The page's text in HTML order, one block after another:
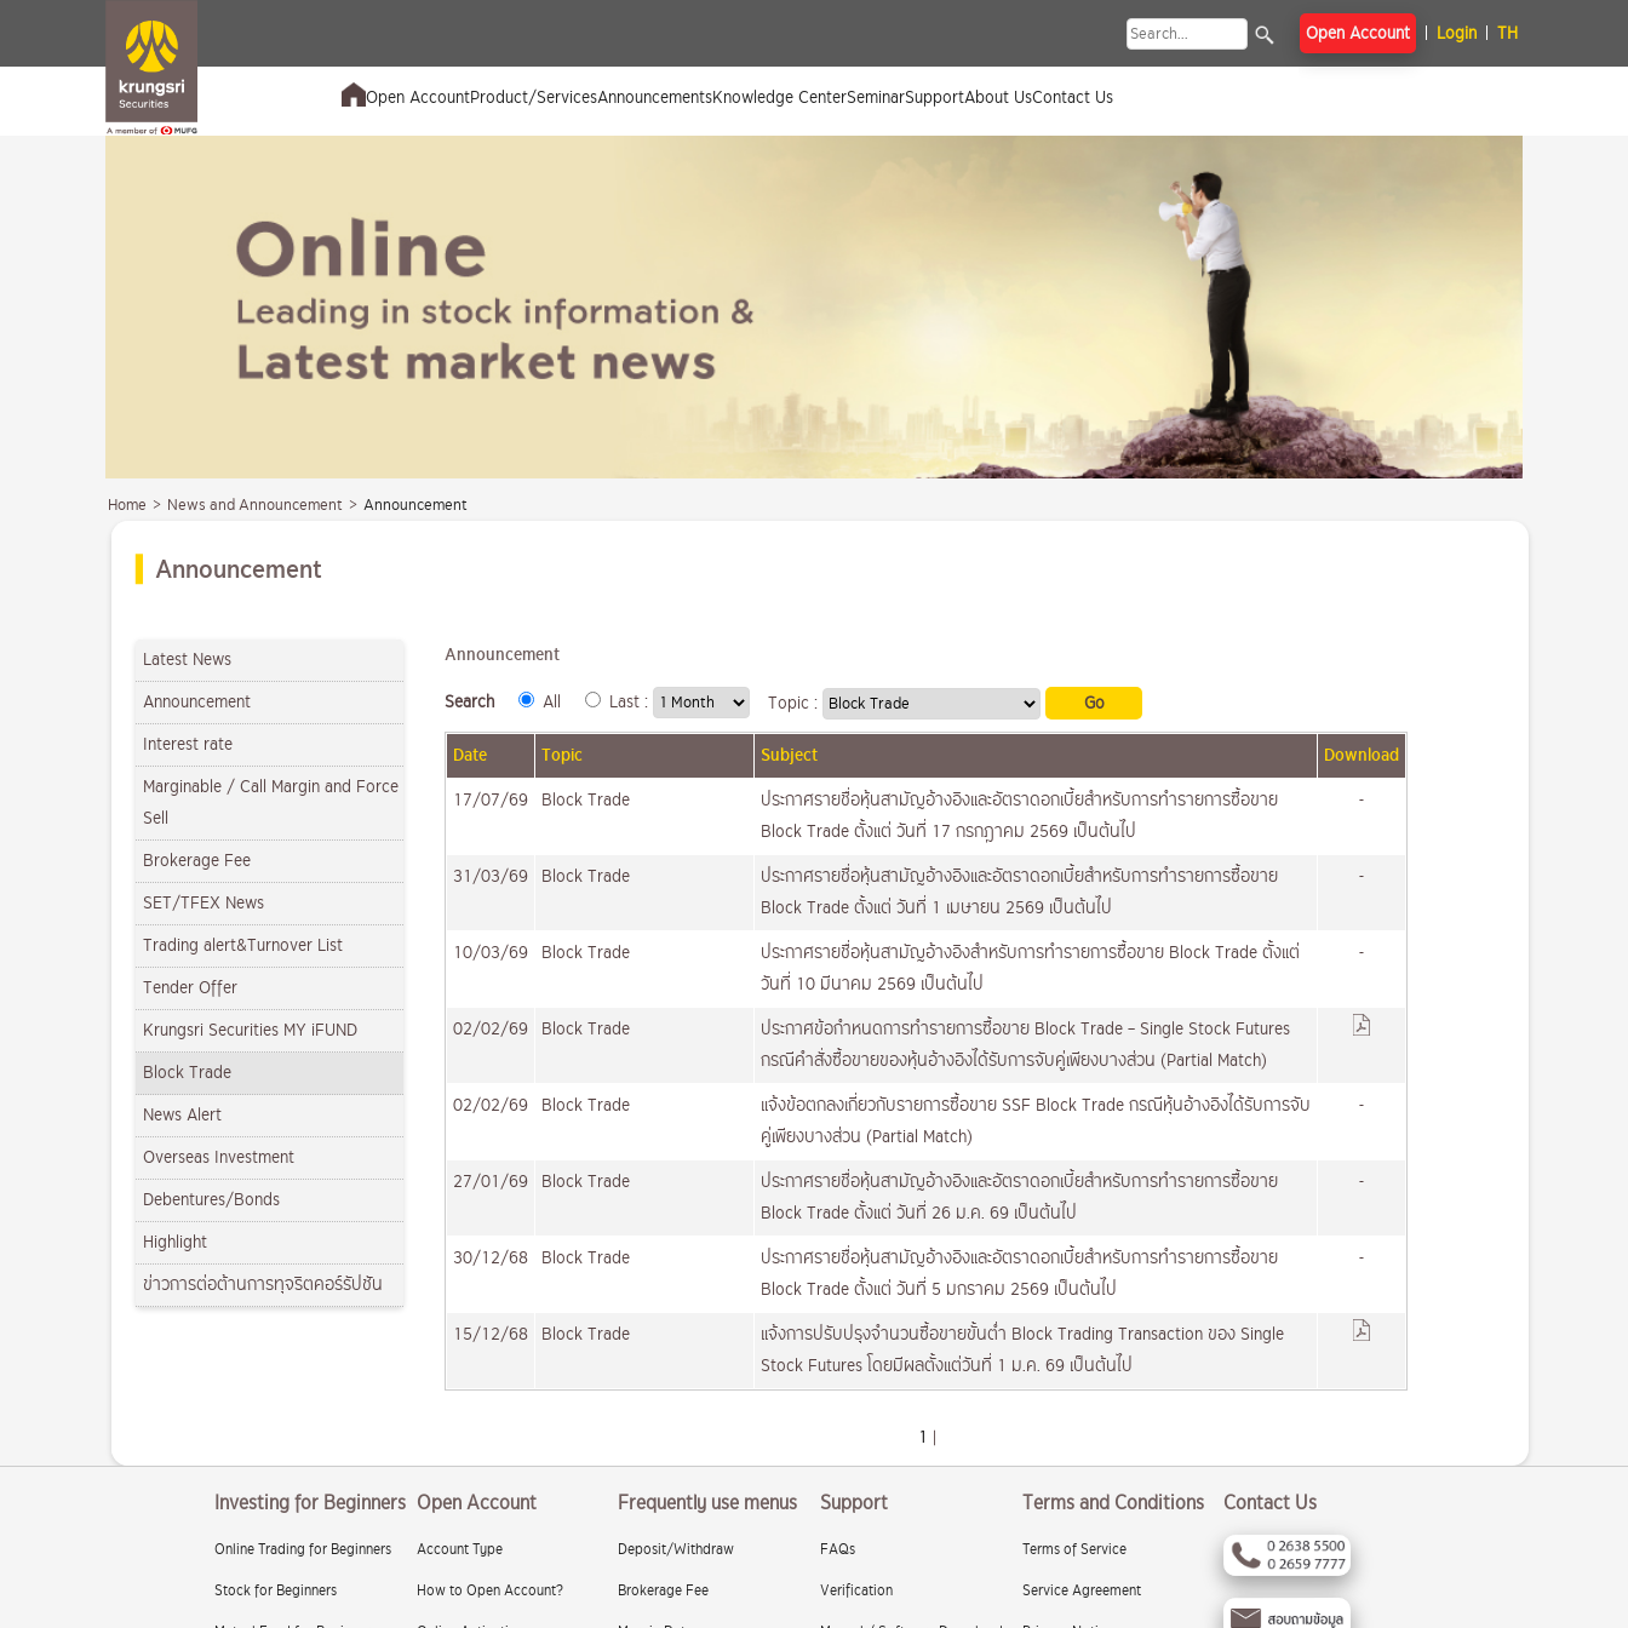
Open Account Login TH
Open AccountProduct/ServicesAnnouncementsKnowledge CenterSeminarSupportAbout UsContact Us
Home > News and Announcement > Announcement
Announcement
Latest News
Announcement
Interest rate
Marginable / Call Margin and Force
Sell
Brokerage Fee
SET/TFEX News
Trading alert&Turnover List
Tender Offer
Krungsri Securities MY iFUND
Block Trade
News Alert
Overseas Investment
Debentures/Bonds
Highlight
ข่าวการต่อต้านการทุจริตคอร์รัปชัน
Announcement
Search
All Last :
Topic :
Date
Topic Subject
Download
17/07/69 Block Trade
ประกาศรายชื่อหุ้นสามัญอ้างอิงและอัตราดอกเบี้ยสำหรับการทำรายการซื้อขาย
Block Trade ตั้งแต่ วันที่ 17 กรกฎาคม 2569 เป็นต้นไป
-
31/03/69 Block Trade
ประกาศรายชื่อหุ้นสามัญอ้างอิงและอัตราดอกเบี้ยสำหรับการทำรายการซื้อขาย
Block Trade ตั้งแต่ วันที่ 1 เมษายน 2569 เป็นต้นไป
-
10/03/69 Block Trade
ประกาศรายชื่อหุ้นสามัญอ้างอิงสำหรับการทำรายการซื้อขาย Block Trade ตั้งแต่
วันที่ 10 มีนาคม 2569 เป็นต้นไป
-
02/02/69 Block Trade
ประกาศข้อกำหนดการทำรายการซื้อขาย Block Trade – Single Stock Futures
กรณีคำสั่งซื้อขายของหุ้นอ้างอิงได้รับการจับคู่เพียงบางส่วน (Partial Match)
02/02/69 Block Trade
แจ้งข้อตกลงเกี่ยวกับรายการซื้อขาย SSF Block Trade กรณีหุ้นอ้างอิงได้รับการจับ
คู่เพียงบางส่วน (Partial Match)
-
27/01/69 Block Trade
ประกาศรายชื่อหุ้นสามัญอ้างอิงและอัตราดอกเบี้ยสำหรับการทำรายการซื้อขาย
Block Trade ตั้งแต่ วันที่ 26 ม.ค. 69 เป็นต้นไป
-
30/12/68 Block Trade
ประกาศรายชื่อหุ้นสามัญอ้างอิงและอัตราดอกเบี้ยสำหรับการทำรายการซื้อขาย
Block Trade ตั้งแต่ วันที่ 5 มกราคม 2569 เป็นต้นไป
-
15/12/68 Block Trade
แจ้งการปรับปรุงจำนวนซื้อขายขั้นต่ำ Block Trading Transaction ของ Single
Stock Futures โดยมีผลตั้งแต่วันที่ 1 ม.ค. 69 เป็นต้นไป
1 |
Investing for Beginners
Online Trading for Beginners
Stock for Beginners
Open Account
Account Type
How to Open Account?
Frequently use menus
Deposit/Withdraw
Brokerage Fee
Support
FAQs
Verification
Terms and Conditions
Terms of Service
Service Agreement
Contact Us